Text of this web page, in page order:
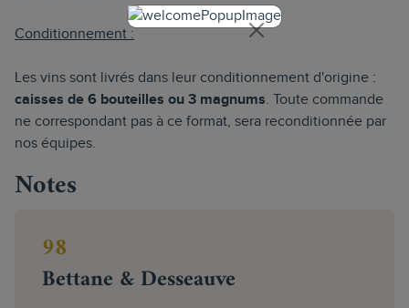
Conditionnement :
Les vins sont livrés dans leur conditionnement d'origine :
caisses de 6 bouteilles ou 3 magnums. Toute commande
ne correspondant pas à ce format, sera reconditionnée par
nos équipes.
Notes
98
Bettane & Desseauve